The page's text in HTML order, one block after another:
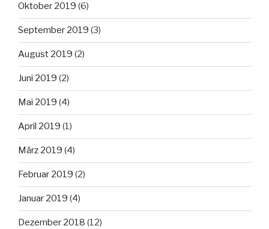
Oktober 2019 (6)
September 2019 (3)
August 2019 (2)
Juni 2019 (2)
Mai 2019 (4)
April 2019 (1)
März 2019 (4)
Februar 2019 (2)
Januar 2019 (4)
Dezember 2018 (12)